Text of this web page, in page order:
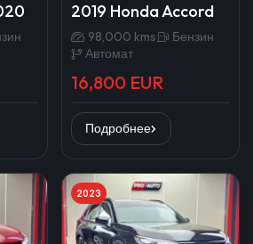
2019 Honda Accord
98,000 kms
Бензин
Автомат
16,800 EUR
Подробнее
2023